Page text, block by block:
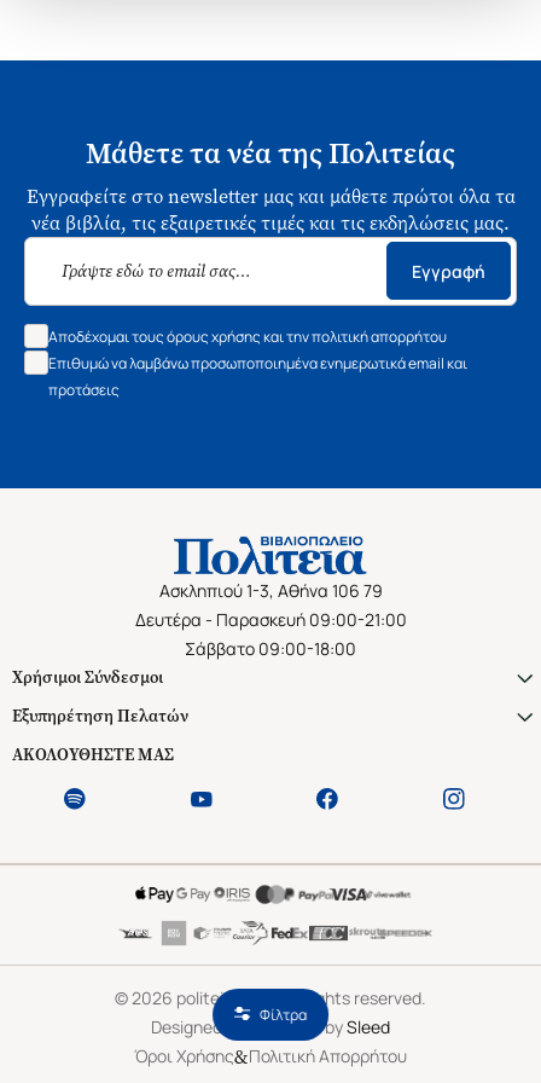
Φίλτρα
Μάθετε τα νέα της Πολιτείας
Εγγραφείτε στο newsletter μας και μάθετε πρώτοι όλα τα
νέα βιβλία, τις εξαιρετικές τιμές και τις εκδηλώσεις μας.
Εγγραφή
Αποδέχομαι τους όρους χρήσης και την πολιτική απορρήτου
Επιθυμώ να λαμβάνω προσωποποιημένα ενημερωτικά email και
προτάσεις
Ασκληπιού 1-3, Αθήνα 106 79
Δευτέρα - Παρασκευή 09:00-21:00
Σάββατο 09:00-18:00
Χρήσιμοι Σύνδεσμοι
Εξυπηρέτηση Πελατών
ΑΚΟΛΟΥΘΗΣΤΕ ΜΑΣ
©2026 politeianet.gr All rights reserved.
Designed & Developed bySleed
Όροι Χρήσης&Πολιτική Απορρήτου